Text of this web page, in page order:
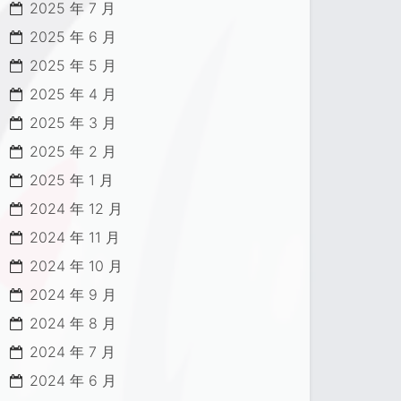
2025 年 7 月
2025 年 6 月
2025 年 5 月
2025 年 4 月
2025 年 3 月
2025 年 2 月
2025 年 1 月
2024 年 12 月
2024 年 11 月
2024 年 10 月
2024 年 9 月
2024 年 8 月
2024 年 7 月
2024 年 6 月